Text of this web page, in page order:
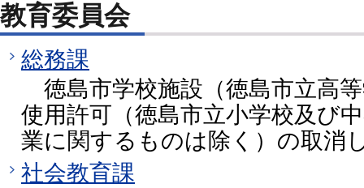
教育委員会
総務課
徳島市学校施設（徳島市立高
使用許可（徳島市立小学校及び
業に関するものは除く）の取消
社会教育課